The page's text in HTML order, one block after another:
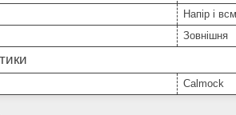
Напір і
Зовнішня
Calmock